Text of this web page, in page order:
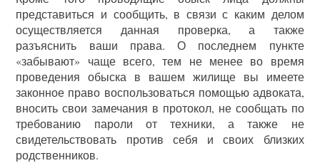
представиться и сообщить, в связи с каким делом
осуществляется данная проверка, а также
разъяснить ваши права. О последнем пункте
«забывают» чаще всего, тем не менее во время
проведения обыска в вашем жилище вы имеете
законное право воспользоваться помощью адвоката,
вносить свои замечания в протокол, не сообщать по
требованию пароли от техники, а также не
свидетельствовать против себя и своих близких
родственников.